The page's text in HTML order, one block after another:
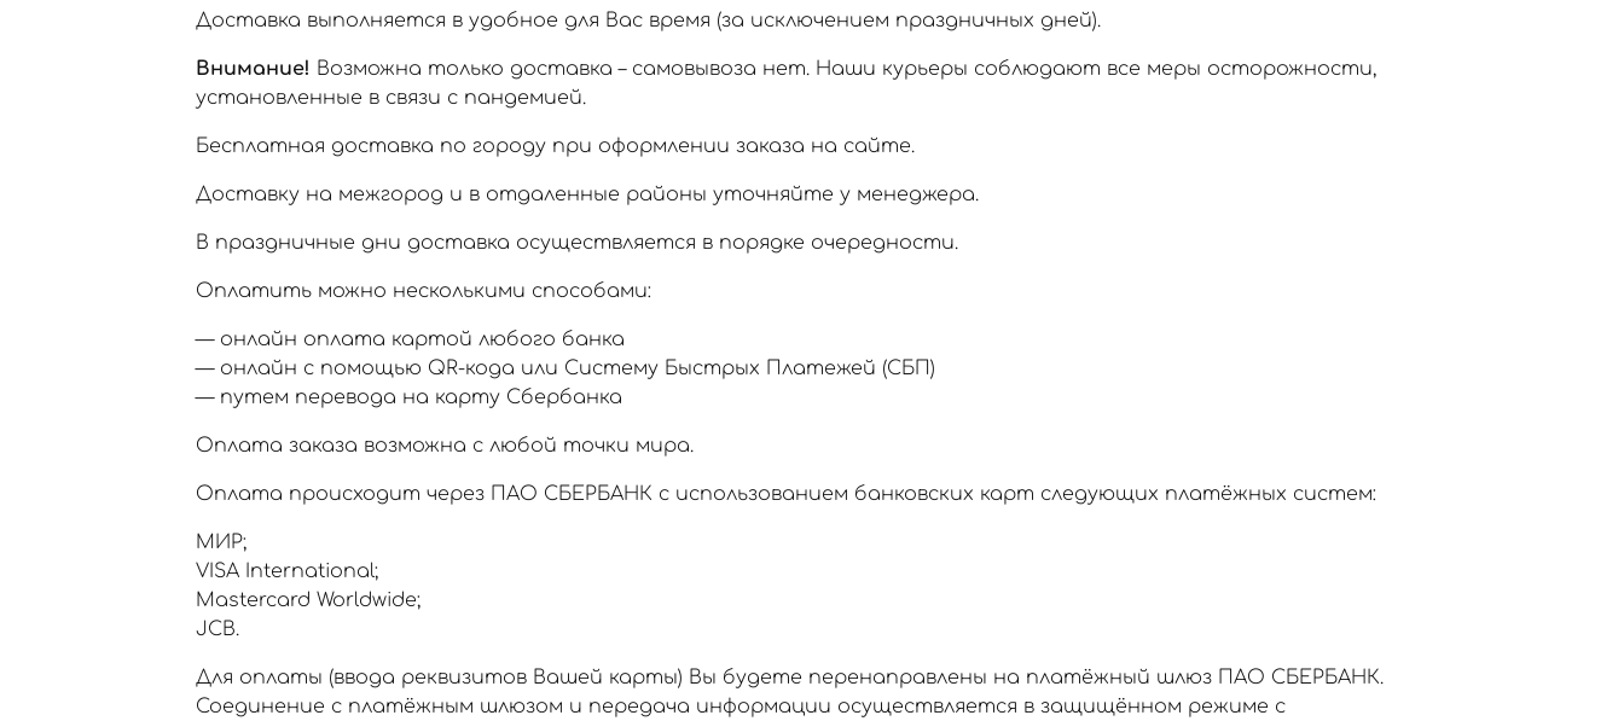
Доставка выполняется в удобное для Вас время (за исключением праздничных дней).
Внимание! Возможна только доставка – самовывоза нет. Наши курьеры соблюдают все меры осторожности,
установленные в связи с пандемией.
Бесплатная доставка по городу при оформлении заказа на сайте.
Доставку на межгород и в отдаленные районы уточняйте у менеджера.
В праздничные дни доставка осуществляется в порядке очередности.
Оплатить можно несколькими способами:
— онлайн оплата картой любого банка
— онлайн с помощью QR-кода или Систему Быстрых Платежей (СБП)
— путем перевода на карту Сбербанка
Оплата заказа возможна с любой точки мира.
Оплата происходит через ПАО СБЕРБАНК с использованием банковских карт следующих платёжных систем:
МИР;
VISA International;
Mastercard Worldwide;
JCB.
Для оплаты (ввода реквизитов Вашей карты) Вы будете перенаправлены на платёжный шлюз ПАО СБЕРБАНК.
Соединение с платёжным шлюзом и передача информации осуществляется в защищённом режиме с